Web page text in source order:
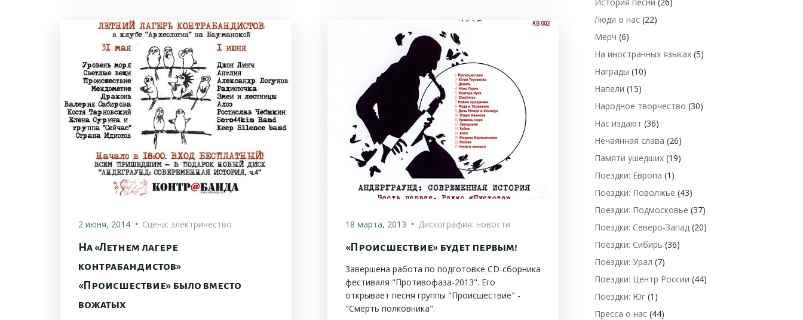
2 июня, 2014 • Сцена: электричество
На «Летнем лагере
контрабандистов»
«Происшествие» было вместо
вожатых
18 марта, 2013 • Дискография: новости
«Происшествие» будет первым!
Завершена работа по подготовке CD-сборника
фестиваля "Противофаза-2013". Его
открывает песня группы "Происшествие" -
"Смерть полковника".
Люди о нас (22)
Мерч (6)
На иностранных языках (5)
Награды (10)
Напели (15)
Народное творчество (30)
Нас издают (36)
Нечаянная слава (26)
Памяти ушедших (19)
Поездки: Европа (1)
Поездки: Поволжье (43)
Поездки: Подмосковье (37)
Поездки: Северо-Запад (20)
Поездки: Сибирь (36)
Поездки: Урал (7)
Поездки: Центр России (44)
Поездки: Юг (1)
Пресса о нас (44)